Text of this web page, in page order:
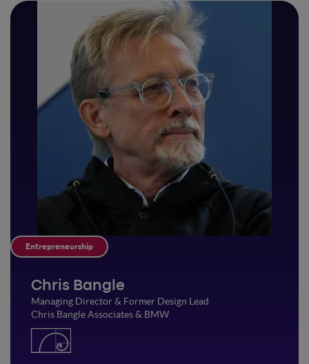
Entrepreneurship
Chris Bangle
Managing Director & Former Design Lead
Chris Bangle Associates & BMW